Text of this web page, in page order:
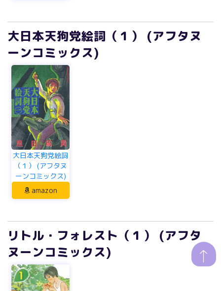
大日本天狗党絵詞（１） (アフタヌ
ーンコミックス)
大日本天狗党絵詞
（１） (アフタヌ
ーンコミックス)
amazon
リトル・フォレスト（１） (アフタ
ヌーンコミックス)